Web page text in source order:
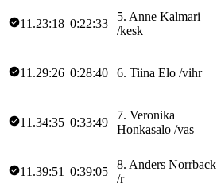
11.23:18 0:22:33
5. Anne Kalmari
/kesk
11.29:26 0:28:40 6. Tiina Elo /vihr
11.34:35 0:33:49
7. Veronika
Honkasalo /vas
11.39:51 0:39:05
8. Anders Norrback
/r